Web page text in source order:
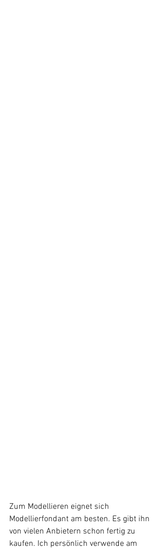
Zum Modellieren eignet sich
Modellierfondant am besten. Es gibt ihn
von vielen Anbietern schon fertig zu
kaufen. Ich persönlich verwende am